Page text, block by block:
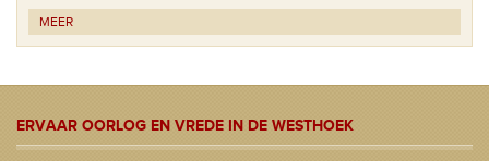
MEER
ERVAAR OORLOG EN VREDE IN DE WESTHOEK